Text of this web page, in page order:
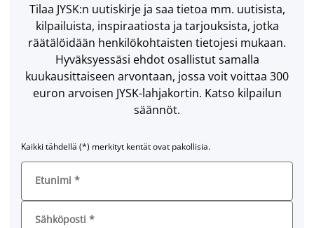
Tilaa JYSK:n uutiskirje ja saa tietoa mm. uutisista,
kilpailuista, inspiraatiosta ja tarjouksista, jotka
räätälöidään henkilökohtaisten tietojesi mukaan.
Hyväksyessäsi ehdot osallistut samalla
kuukausittaiseen arvontaan, jossa voit voittaa 300
euron arvoisen JYSK-lahjakortin. Katso kilpailun
säännöt.
Kaikki tähdellä (*) merkityt kentät ovat pakollisia.
Etunimi *
Sähköposti *